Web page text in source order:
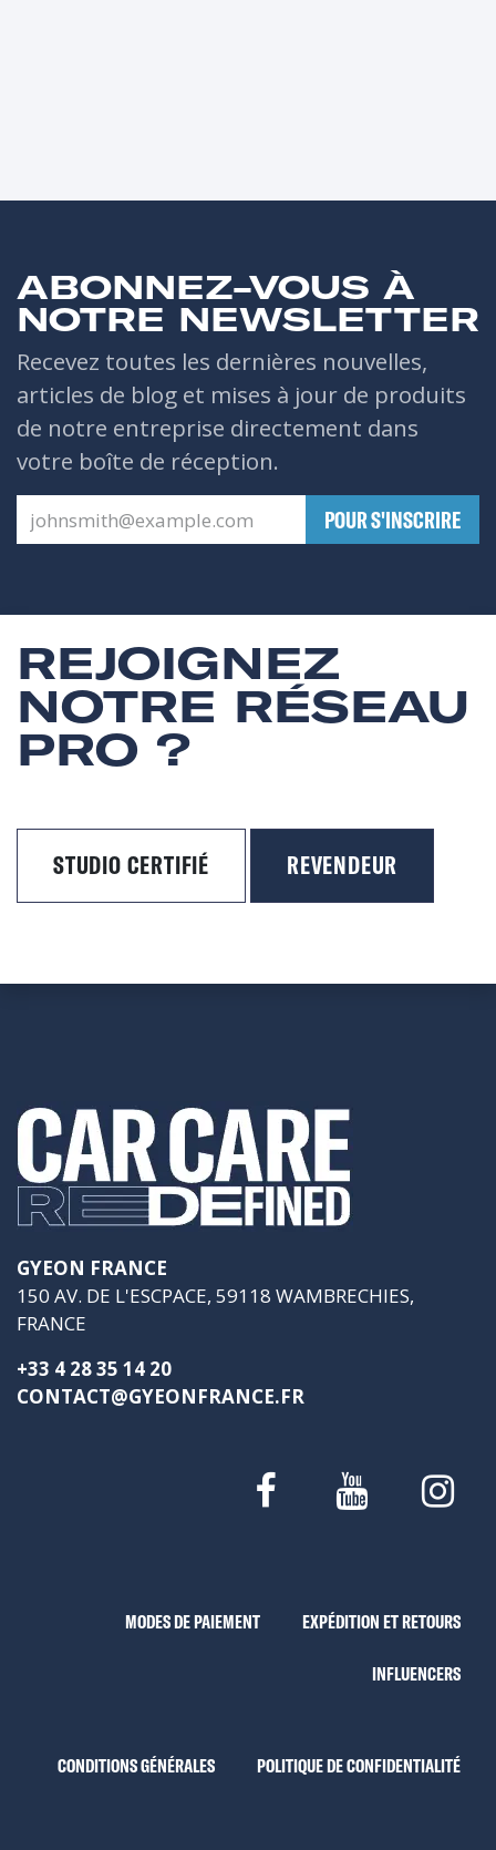
ABONNEZ-VOUS À
NOTRE NEWSLETTER
Recevez toutes les dernières nouvelles,
articles de blog et mises à jour de produits
de notre entreprise directement dans
votre boîte de réception.
​POUR S'INSCRIRE
REJOIGNEZ
NOTRE RÉSEAU
PRO ?
STUDIO CERTIFIÉ REVENDEUR
GYEON FRANCE
150 AV. DE L'ESCPACE, 59118 WAMBRECHIES,
FRANCE
+33 4 28 35 14 20
CONTACT@GYEONFRANCE.FR
MODES DE PAIEMENT EXPÉDITION ET RETOURS
INFLUENCERS
CONDITIONS GÉNÉRALES POLITIQUE DE CONFIDENTIALITÉ